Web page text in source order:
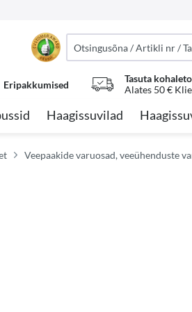
Eripakkumised
Tasuta
Alates 50 €
Haagissuvilad
Veepaakide varuosad, veeühenduste